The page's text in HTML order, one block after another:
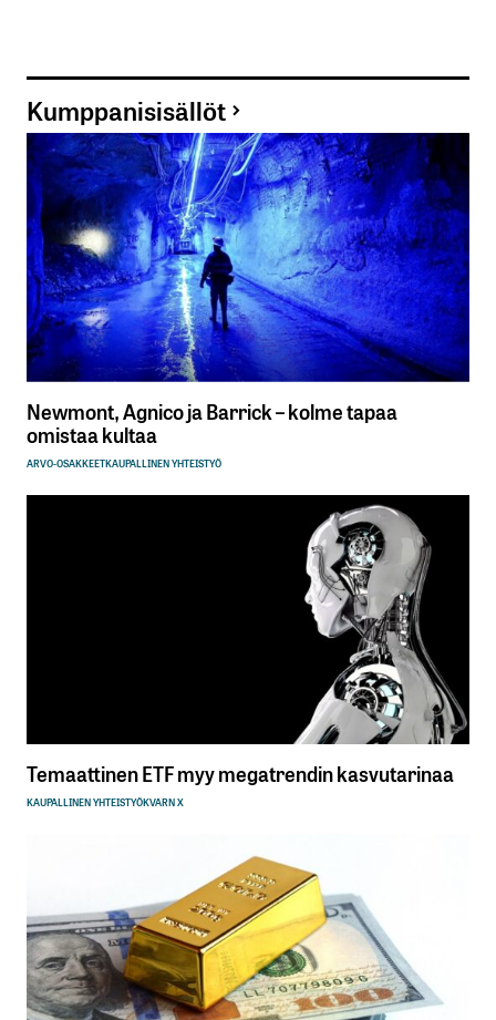
Kumppanisisällöt
Newmont, Agnico ja Barrick – kolme tapaa
omistaa kultaa
ARVO-OSAKKEETKAUPALLINEN YHTEISTYÖ
Temaattinen ETF myy megatrendin kasvutarinaa
KAUPALLINEN YHTEISTYÖKVARN X